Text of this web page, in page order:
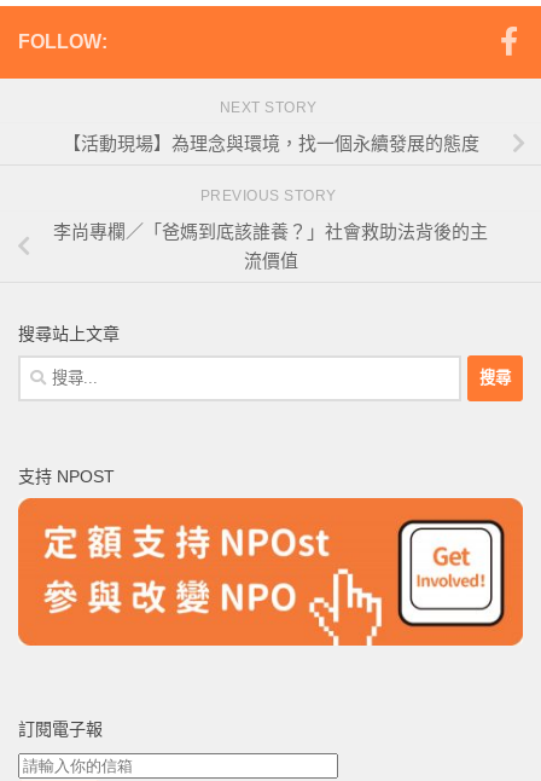
FOLLOW:
NEXT STORY
【活動現場】為理念與環境，找一個永續發展的態度
PREVIOUS STORY
李尚專欄／「爸媽到底該誰養？」社會救助法背後的主
流價值
搜尋站上文章
搜
尋
字:
支持 NPOST
訂閱電子報